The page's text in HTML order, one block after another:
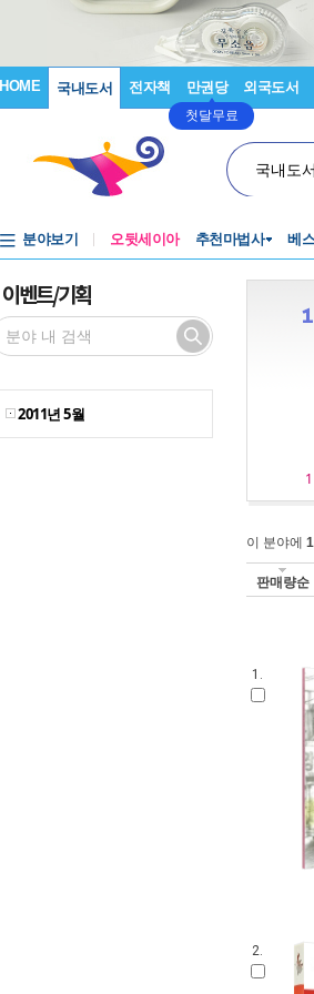
HOME 국내도서 전자책 만권당
첫달무료
외국도서
국내도
분야보기 오뒷세이아 추천마법사 베
이벤트/기획
2011년 5월
이 분야에
판매량순
1.
2.